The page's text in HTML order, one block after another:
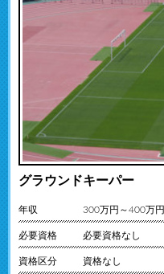
グラウンドキーパー
年収 300万円～400万円
必要資格 必要資格なし
資格区分 資格なし